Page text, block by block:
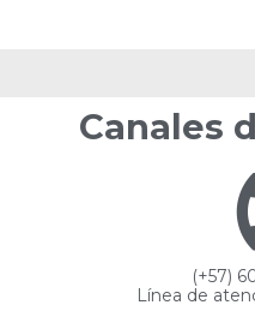
Canales
(+57)
Línea de